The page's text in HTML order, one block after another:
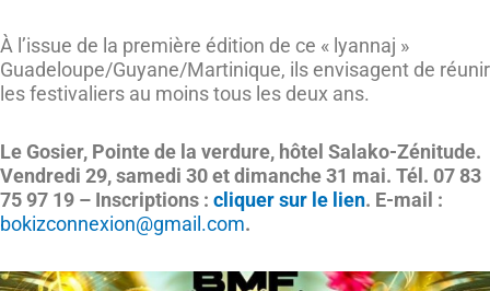
À l’issue de la première édition de ce « lyannaj »
Guadeloupe/Guyane/Martinique, ils envisagent de réunir
les festivaliers au moins tous les deux ans.
Le Gosier, Pointe de la verdure, hôtel Salako-Zénitude.
Vendredi 29, samedi 30 et dimanche 31 mai. Tél. 07 83
75 97 19 – Inscriptions : cliquer sur le lien. E-mail :
bokizconnexion@gmail.com.